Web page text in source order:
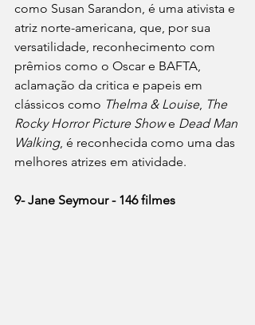
como Susan Sarandon, é uma ativista e
atriz norte-americana, que, por sua
versatilidade, reconhecimento com
prêmios como o Oscar e BAFTA,
aclamação da critica e papeis em
clássicos como Thelma & Louise, The
Rocky Horror Picture Show e Dead Man
Walking, é reconhecida como uma das
melhores atrizes em atividade.
9- Jane Seymour - 146 filmes